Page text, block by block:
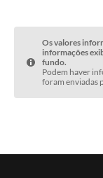
Os valores
informações
fundo.
Podem haver
foram enviadas